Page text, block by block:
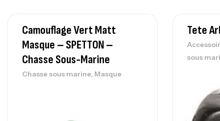
Camouflage Vert Matt
Masque – SPETTON –
Chasse Sous-Marine
Chasse sous marine, Masque
Tete
sous